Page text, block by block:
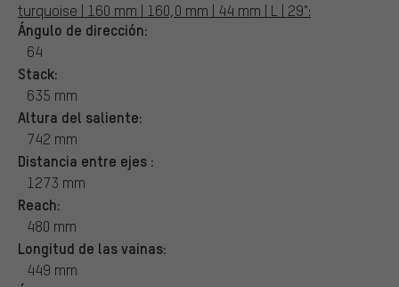
turquoise | 160 mm | 160,0 mm | 44 mm | L | 29":
Ángulo de dirección:
64
Stack:
635 mm
Altura del saliente:
742 mm
Distancia entre ejes :
1273 mm
Reach:
480 mm
Longitud de las vainas:
449 mm